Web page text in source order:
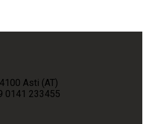
Asti (AT)
0141 233455